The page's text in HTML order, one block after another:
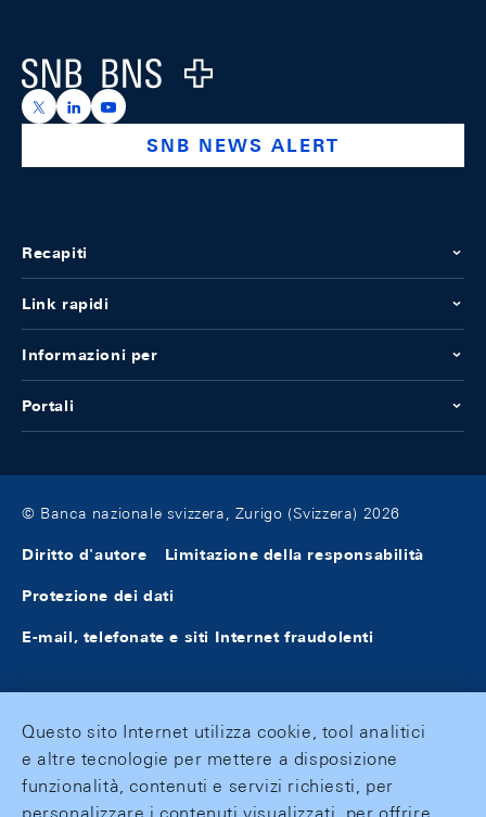
Logo
https://x.com/snb_bns
https://ch.linkedin.com/company/swiss-national-
https://www.youtube.com/@swissnationalbank
SNB NEWS ALERT
Recapiti
Link rapidi
Informazioni per
Portali
© Banca nazionale svizzera, Zurigo (Svizzera) 2026
Diritto d'autore Limitazione della responsabilità
Protezione dei dati
E-mail, telefonate e siti Internet fraudolenti
Questo sito Internet utilizza cookie, tool analitici
e altre tecnologie per mettere a disposizione
funzionalità, contenuti e servizi richiesti, per